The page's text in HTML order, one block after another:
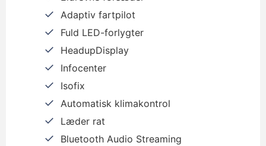
Adaptiv fartpilot
Fuld LED-forlygter
HeadupDisplay
Infocenter
Isofix
Automatisk klimakontrol
Læder rat
Bluetooth Audio Streaming